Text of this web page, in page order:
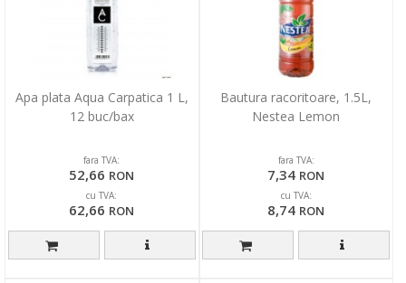
Apa plata Aqua Carpatica 1 L,
12 buc/bax
fara TVA:
52,66 RON
cu TVA:
62,66 RON
Bautura racoritoare, 1.5L,
Nestea Lemon
fara TVA:
7,34 RON
cu TVA:
8,74 RON